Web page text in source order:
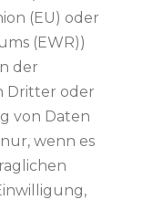
(EU) oder
(EWR))
der
Dritter oder
von Daten
wenn es